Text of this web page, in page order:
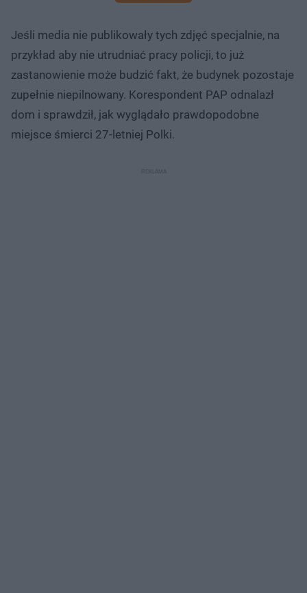
Jeśli media nie publikowały tych zdjęć specjalnie, na
przykład aby nie utrudniać pracy policji, to już
zastanowienie może budzić fakt, że budynek pozostaje
zupełnie niepilnowany. Korespondent PAP odnalazł
dom i sprawdził, jak wyglądało prawdopodobne
miejsce śmierci 27-letniej Polki.